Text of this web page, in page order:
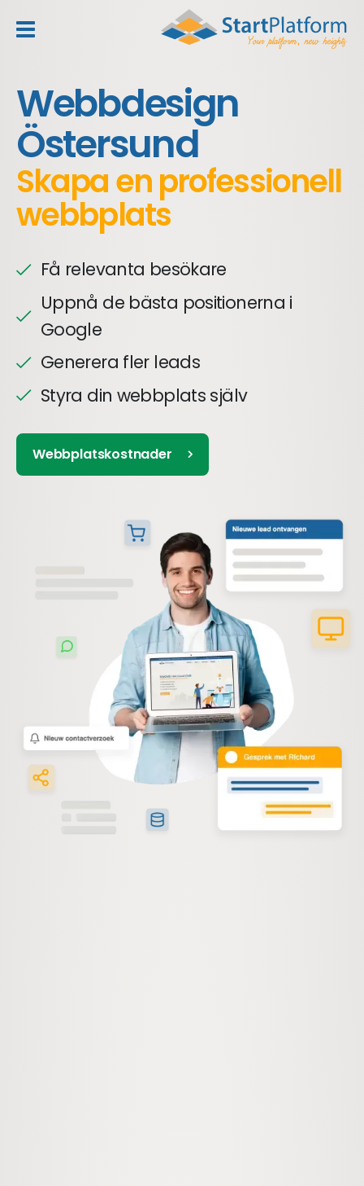
Webbdesign
Östersund
Skapa en professionell
webbplats
Få relevanta besökare
Uppnå de bästa positionerna i
Google
Generera fler leads
Styra din webbplats själv
Webbplatskostnader
header_toggle_navigation